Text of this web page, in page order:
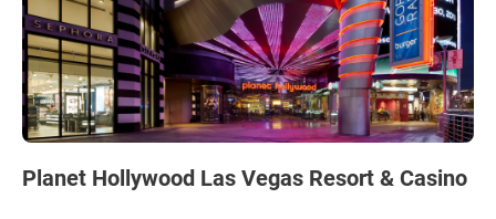
Planet Hollywood Las Vegas Resort & Casino